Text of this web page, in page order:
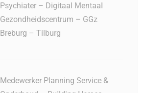
Psychiater – Digitaal Mentaal
Gezondheidscentrum – GGz
Breburg – Tilburg
Medewerker Planning Service &